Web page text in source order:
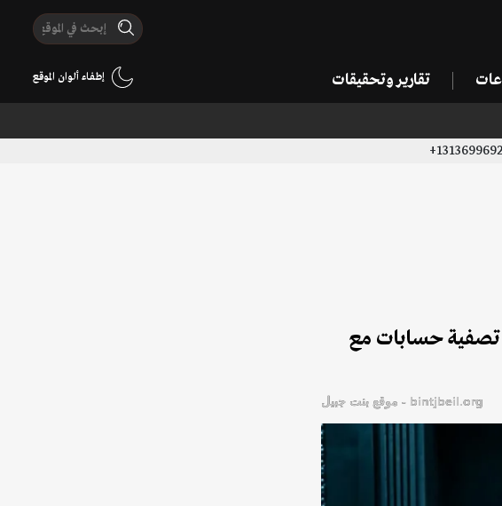
تقارير وتحقيقات إطفاء ألوان الموقع
تصفية حسابات مع
bintjbeil.org - موقع بنت جبيل